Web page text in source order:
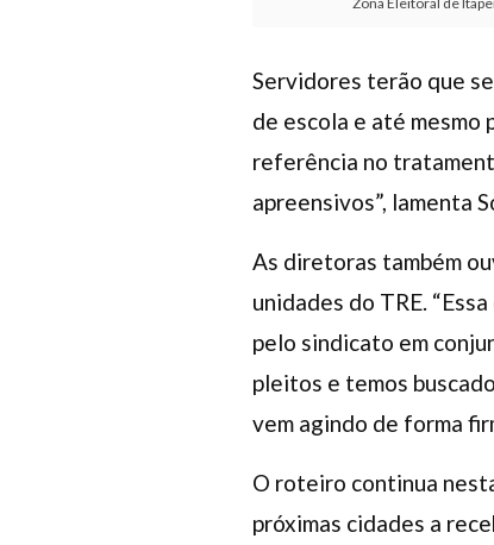
Servidores terão que
de escola e até mesmo
referência no
apreensivos”, lamenta
As diretoras também
unidades do TRE.
pelo sindicato em
pleitos e temos
vem agindo de forma
O roteiro continua
próximas cidades a